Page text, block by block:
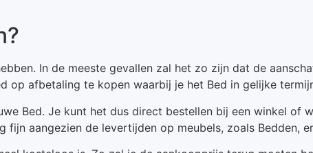
In de meeste gevallen zal het zo zijn dat de
op afbetaling te kopen waarbij je het Bed in gelijke
Bed. Je kunt het dus direct bestellen bij een winkel of
aangezien de levertijden op meubels, zoals Bedden,